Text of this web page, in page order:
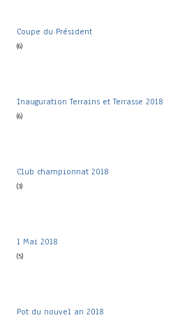
Coupe du Président
(6)
Inauguration Terrains et Terrasse 2018
(6)
Club championnat 2018
(3)
1 Mai 2018
(5)
Pot du nouvel an 2018